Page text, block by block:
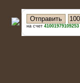
на счет 41001979109253